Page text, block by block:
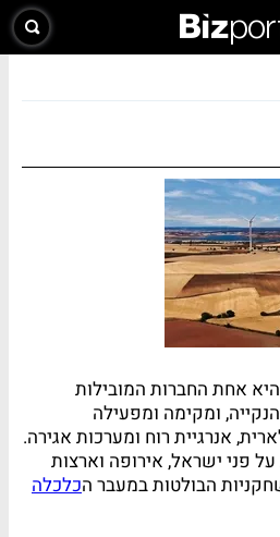
אחת החברות המובילות
ומקימה ומפעילה
אנרגיית רוח ומערכות אגירה.
פני ישראל, אירופה וארצות
הבולטות במעבר הכלכלה